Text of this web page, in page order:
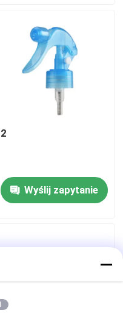
2
Wyślij zapytanie